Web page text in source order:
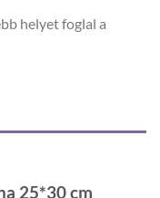
helyet foglal a
25*30 cm